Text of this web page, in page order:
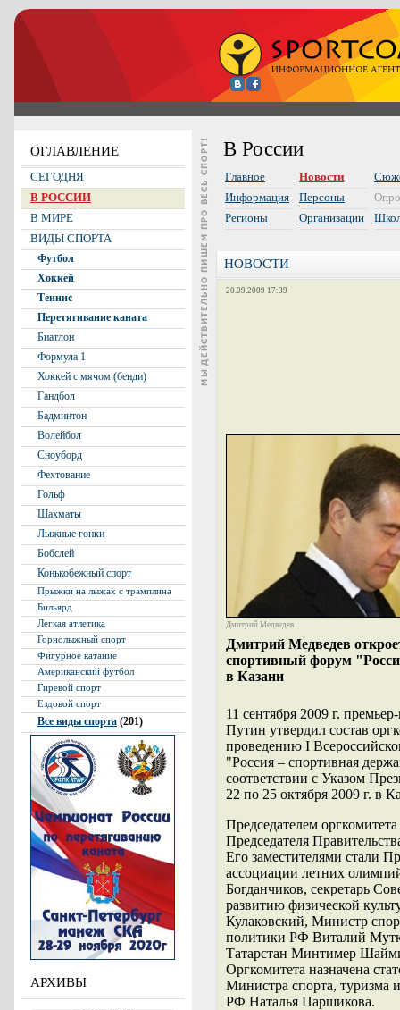
ОГЛАВЛЕНИЕ
СЕГОДНЯ
В РОССИИ
В МИРЕ
ВИДЫ СПОРТА
Футбол
Хоккей
Теннис
Перетягивание каната
Биатлон
Формула 1
Хоккей с мячом (бенди)
Гандбол
Бадминтон
Волейбол
Сноуборд
Фехтование
Гольф
Шахматы
Лыжные гонки
Бобслей
Конькобежный спорт
Прыжки на лыжах с трамплина
Бильярд
Легкая атлетика
Горнолыжный спорт
Фигурное катание
Американский футбол
Гиревой спорт
Ездовой спорт
Все виды спорта (201)
АРХИВЫ
В России
Главное
Информация
Регионы
Новости
Персоны
Организации
НОВОСТИ
20.09.2009 17:39
Дмитрий Медведев
Дмитрий Медведев
спортивный форум
в Казани
11 сентября 2009 г.
Путин утвердил состав
проведению I
"Россия – спортивная
соответствии с Указом
22 по 25 октября 2009 г. в
Председателем
Председателя
Его заместителями стали
ассоциации летних
Богданчиков, секретарь
развитию физической
Кулаковский, Министр
политики РФ Виталий
Татарстан Минтимер
Оргкомитета назначена
Министра спорта, туризма
РФ Наталья Паршикова.